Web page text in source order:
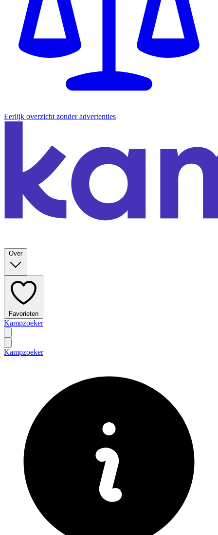
Eerlijk overzicht zonder advertenties
Over
Favorieten
Kampzoeker
Kampzoeker